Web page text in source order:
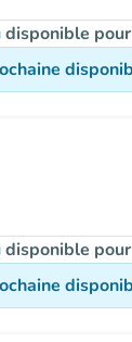
disponible
disponible